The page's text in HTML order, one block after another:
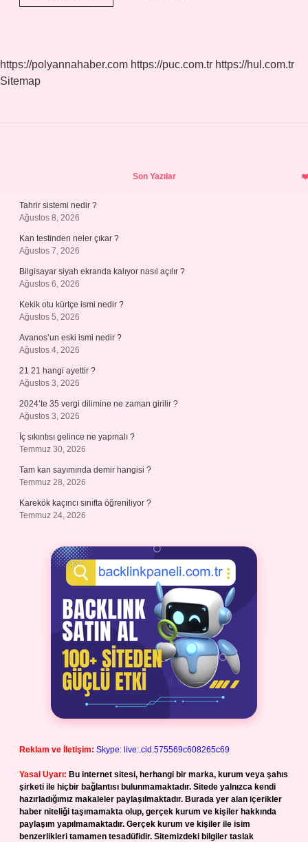
Türkçe
https://polyannahaber.com https://puc.com.tr https://hul.com.tr
Sitemap
Son Yazılar
Tahrir sistemi nedir ?
Ağustos 8, 2026
Kan testinden neler çıkar ?
Ağustos 7, 2026
Bilgisayar siyah ekranda kalıyor nasıl açılır ?
Ağustos 6, 2026
Kekik otu kürtçe ismi nedir ?
Ağustos 5, 2026
Avanos’un eski ismi nedir ?
Ağustos 4, 2026
21 21 hangi ayettir ?
Ağustos 3, 2026
2024’te 35 vergi dilimine ne zaman girilir ?
Ağustos 3, 2026
İç sıkıntısı gelince ne yapmalı ?
Temmuz 30, 2026
Tam kan sayımında demir hangisi ?
Temmuz 28, 2026
Karekök kaçıncı sınıfta öğreniliyor ?
Temmuz 24, 2026
Reklam ve İletişim: Skype: live:.cid.575569c608265c69
Yasal Uyarı: Bu internet sitesi, herhangi bir marka, kurum veya şahıs
şirketi ile hiçbir bağlantısı bulunmamaktadır. Sitede yalnızca kendi
hazırladığımız makaleler paylaşılmaktadır. Burada yer alan içerikler
haber niteliği taşımamakta olup, gerçek kurum ve kişiler hakkında
paylaşım yapılmamaktadır. Gerçek kurum ve kişiler ile isim
benzerlikleri tamamen tesadüfidir. Sitemizdeki bilgiler taslak